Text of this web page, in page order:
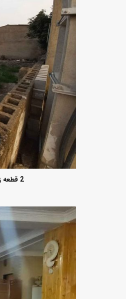
2 قطعه زمین 165 متری فریدونکنار پشت بیمارستان فیروزآباد